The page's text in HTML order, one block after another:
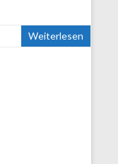
Weiterlesen